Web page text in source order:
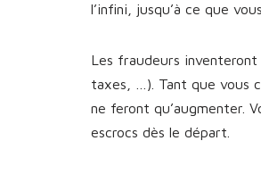
l’infini, jusqu’à ce que
Les fraudeurs inventeront
taxes, …). Tant que vous
ne feront qu’augmenter.
escrocs dès le départ.